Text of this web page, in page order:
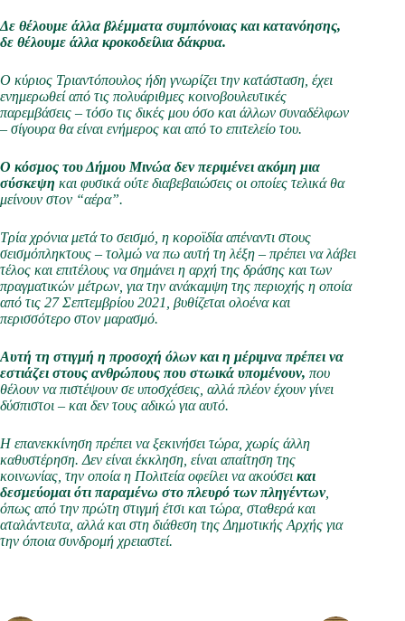
Δε θέλουμε άλλα βλέμματα συμπόνοιας και κατανόησης,
δε θέλουμε άλλα κροκοδείλια δάκρυα.
Ο κύριος Τριαντόπουλος ήδη γνωρίζει την κατάσταση, έχει
ενημερωθεί από τις πολυάριθμες κοινοβουλευτικές
παρεμβάσεις – τόσο τις δικές μου όσο και άλλων συναδέλφων
– σίγουρα θα είναι ενήμερος και από το επιτελείο του.
Ο κόσμος τουΔήμου Μινώα δεν περιμένει ακόμη μια
σύσκεψη και φυσικά ούτε διαβεβαιώσεις οι οποίες τελικά θα
μείνουν στον “αέρα”.
Τρία χρόνια μετά το σεισμό, η κοροϊδία απέναντι στους
σεισμόπληκτους – τολμώ να πω αυτή τη λέξη – πρέπει να λάβει
τέλος και επιτέλους να σημάνει η αρχή της δράσης και των
πραγματικών μέτρων, για την ανάκαμψη της περιοχής η οποία
από τις 27 Σεπτεμβρίου 2021, βυθίζεται ολοένα και
περισσότερο στον μαρασμό.
Αυτή τη στιγμή η προσοχή όλων και η μέριμνα πρέπει να
εστιάζει στους ανθρώπους που στωικά υπομένουν, που
θέλουν να πιστέψουν σε υποσχέσεις, αλλά πλέον έχουν γίνει
δύσπιστοι – και δεν τους αδικώ για αυτό.
Η επανεκκίνηση πρέπει να ξεκινήσει τώρα, χωρίς άλλη
καθυστέρηση. Δεν είναι έκκληση, είναι απαίτηση της
κοινωνίας την οποία η Πολιτεία οφείλει να ακούσει και
δεσμεύομαι ότι παραμένω στο πλευρό των πληγέντων,
όπως από την πρώτη στιγμή έτσι και τώρα, σταθερά και
αταλάντευτα, αλλά και στη διάθεση της Δημοτικής Αρχής για
την όποια συνδρομή χρειαστεί.